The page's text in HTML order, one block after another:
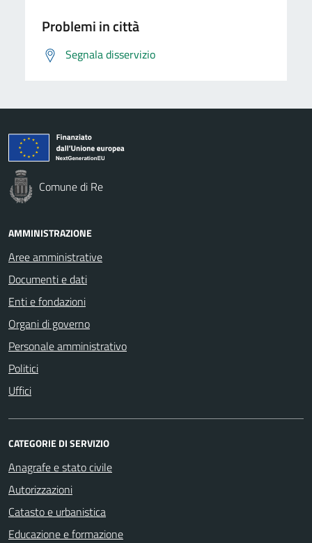
Problemi in città
Segnala disservizio
Comune di Re
AMMINISTRAZIONE
Aree amministrative
Documenti e dati
Enti e fondazioni
Organi di governo
Personale amministrativo
Politici
Uffici
CATEGORIE DI SERVIZIO
Anagrafe e stato civile
Autorizzazioni
Catasto e urbanistica
Educazione e formazione